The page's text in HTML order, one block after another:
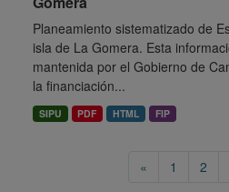
Planeamiento sistematizado de
isla de La Gomera. Esta
mantenida por el Gobierno de
la financiación...
SIPU PDF HTML FIP
« 1 2